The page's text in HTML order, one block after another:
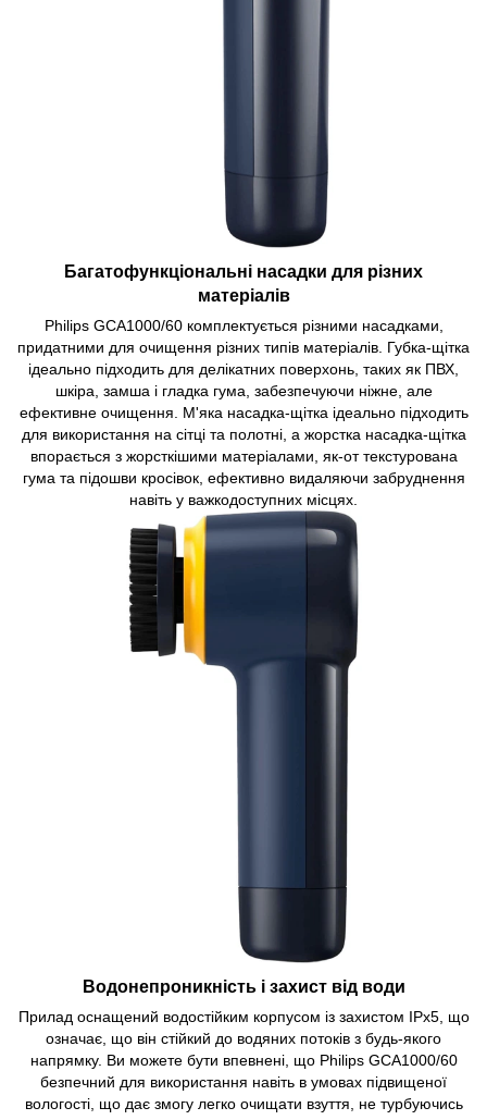
Багатофункціональні насадки для різних
матеріалів
Philips GCA1000/60 комплектується різними насадками,
придатними для очищення різних типів матеріалів. Губка-щітка
ідеально підходить для делікатних поверхонь, таких як ПВХ,
шкіра, замша і гладка гума, забезпечуючи ніжне, але
ефективне очищення. М'яка насадка-щітка ідеально підходить
для використання на сітці та полотні, а жорстка насадка-щітка
впорається з жорсткішими матеріалами, як-от текстурована
гума та підошви кросівок, ефективно видаляючи забруднення
навіть у важкодоступних місцях.
Водонепроникність і захист від води
Прилад оснащений водостійким корпусом із захистом IPx5, що
означає, що він стійкий до водяних потоків з будь-якого
напрямку. Ви можете бути впевнені, що Philips GCA1000/60
безпечний для використання навіть в умовах підвищеної
вологості, що дає змогу легко очищати взуття, не турбуючись